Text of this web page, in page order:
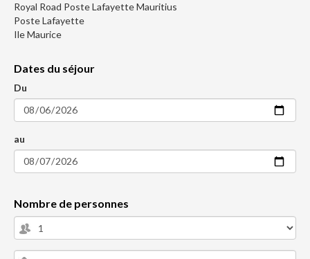
Royal Road Poste Lafayette Mauritius
Poste Lafayette
Ile Maurice
Dates du séjour
Du
au
Nombre de personnes